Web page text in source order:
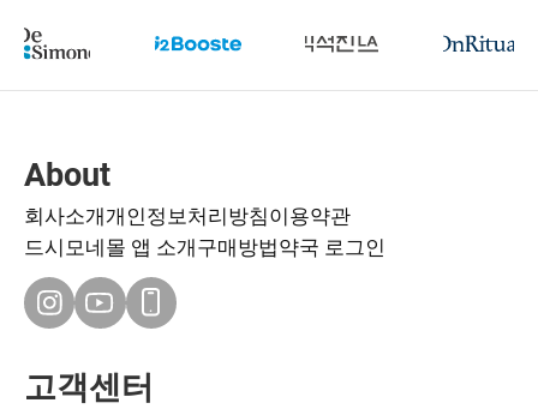
About
회사소개개인정보처리방침이용약관
드시모네몰 앱 소개구매방법약국 로그인
고객센터